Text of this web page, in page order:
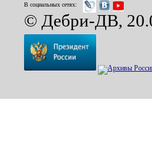
В социальных сетях:
© Дебри-ДВ,